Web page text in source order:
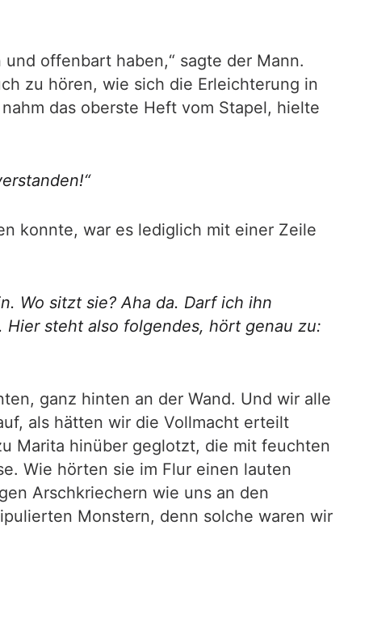
offenbart haben,“ sagte der Mann.
zu hören, wie sich die Erleichterung in
das oberste Heft vom Stapel, hielte
konnte, war es lediglich mit einer Zeile
Wo sitzt sie? Aha da. Darf ich ihn
steht also folgendes, hört genau zu:
ganz hinten an der Wand. Und wir alle
als hätten wir die Vollmacht erteilt
Marita hinüber geglotzt, die mit feuchten
Wie hörten sie im Flur einen lauten
Arschkriechern wie uns an den
Monstern, denn solche waren wir